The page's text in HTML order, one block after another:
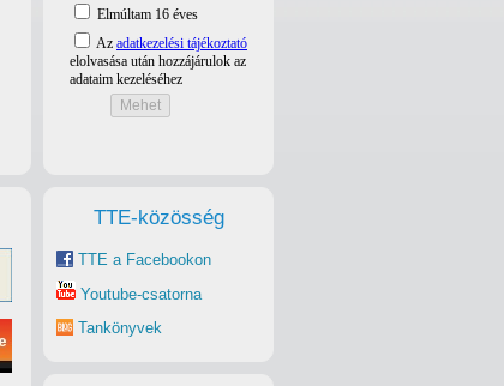
TTE-közösség
TTE a Facebookon
Youtube-csatorna
Tankönyvek